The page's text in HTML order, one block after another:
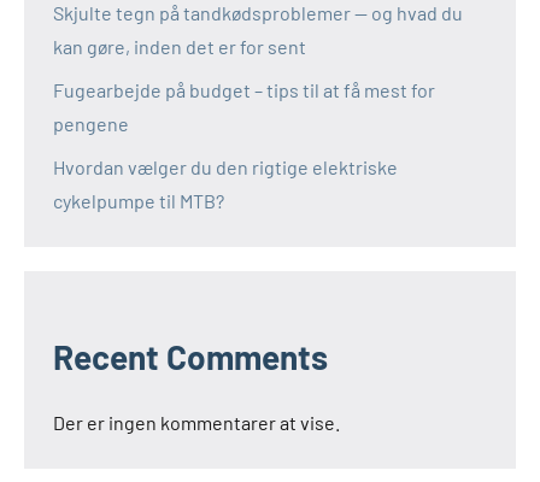
Skjulte tegn på tandkødsproblemer — og hvad du
kan gøre, inden det er for sent
Fugearbejde på budget – tips til at få mest for
pengene
Hvordan vælger du den rigtige elektriske
cykelpumpe til MTB?
Recent Comments
Der er ingen kommentarer at vise.